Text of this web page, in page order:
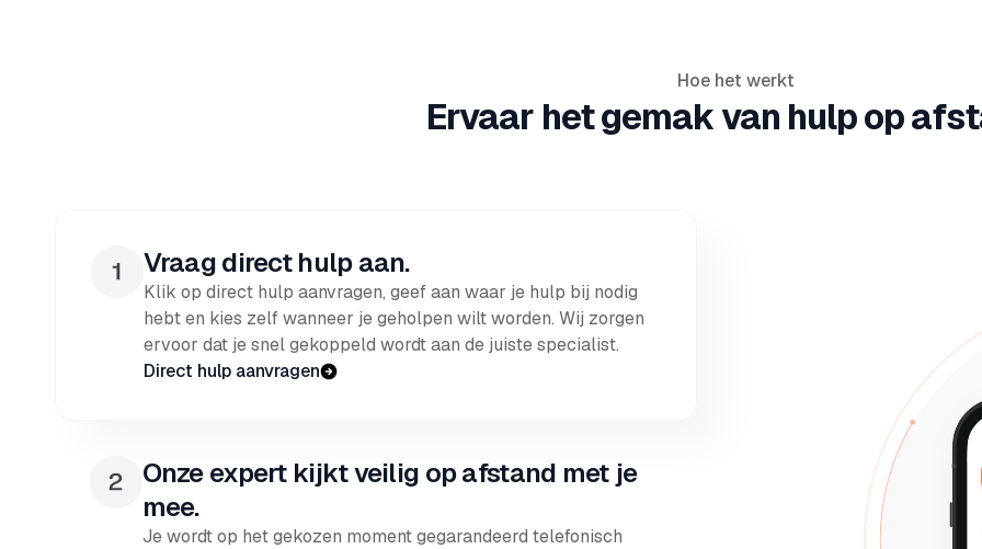
Hoe het werkt
Ervaar het gemak van hulp op
Vraag direct hulp aan.
Klik op direct hulp aanvragen, geef aan waar je hulp bij nodig
hebt en kies zelf wanneer je geholpen wilt worden. Wij zorgen
ervoor dat je snel gekoppeld wordt aan de juiste specialist.
Direct hulp aanvragen
Onze expert kijkt veilig op afstand met je
mee.
Je wordt op het gekozen moment gegarandeerd telefonisch